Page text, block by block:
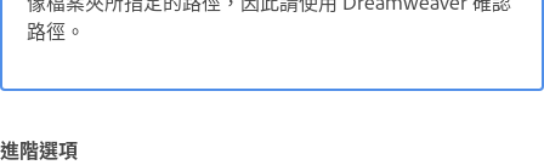
路徑。
進階選項